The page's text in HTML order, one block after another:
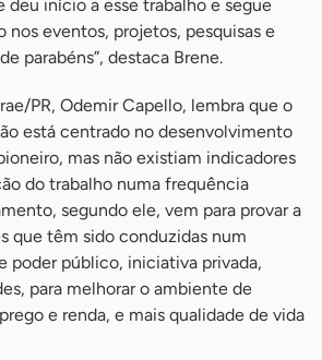
deu início a esse trabalho e segue
nos eventos, projetos, pesquisas e
parabéns”, destaca Brene.
PR, Odemir Capello, lembra que o
está centrado no desenvolvimento
mas não existiam indicadores
do trabalho numa frequência
segundo ele, vem para provar a
que têm sido conduzidas num
poder público, iniciativa privada,
para melhorar o ambiente de
e renda, e mais qualidade de vida